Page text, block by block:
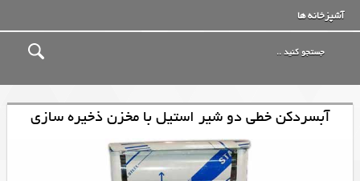
آشپزخانه ها
آبسردکن خطی دو شیر استیل با مخزن ذخیره سازی